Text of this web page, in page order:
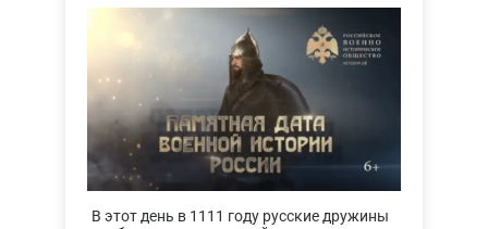
В этот день в 1111 году русские дружины